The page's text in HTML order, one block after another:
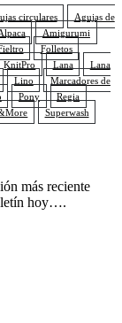
circulares
Agujas de
Amigurumi
Folletos
KnitPro Lana
Lana
Lino
Marcadores de
Pony
Regia
Superwash
más reciente
hoy….